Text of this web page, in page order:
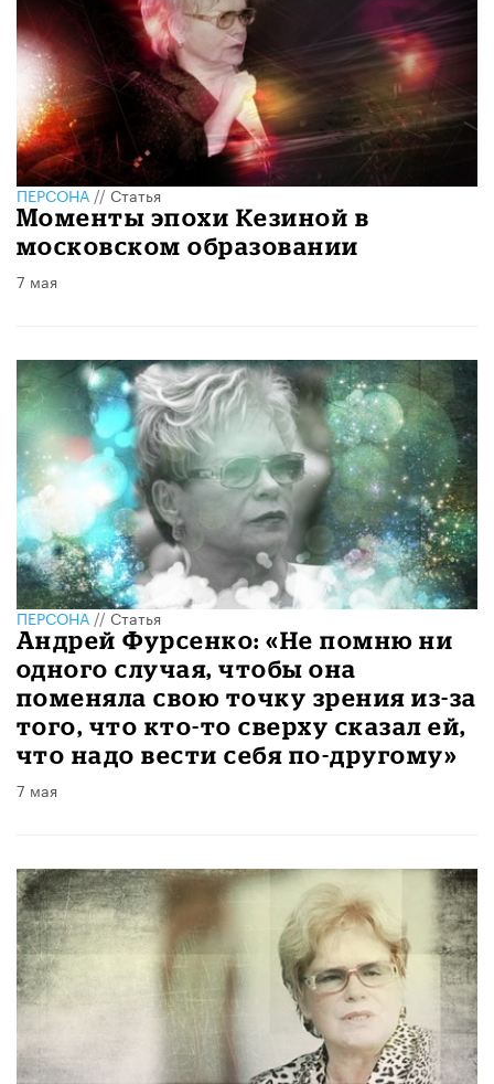
ПЕРСОНА//Статья
Моменты эпохи Кезиной в
московском образовании
7 мая
ПЕРСОНА//Статья
Андрей Фурсенко: «Не помню ни
одного случая, чтобы она
поменяла свою точку зрения из-за
того, что кто-то сверху сказал ей,
что надо вести себя по-другому»
7 мая